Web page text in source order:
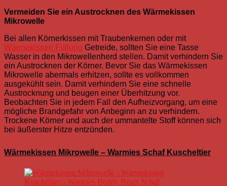
Vermeiden Sie ein Austrocknen des Wärmekissen
Mikrowelle
Bei allen Körnerkissen mit Traubenkernen oder mit
Wärmekissen Füllung Getreide, sollten Sie eine Tasse
Wasser in den Mikrowellenherd stellen. Damit verhindern Sie
ein Austrocknen der Körner. Bevor Sie das Wärmekissen
Mikrowelle abermals erhitzen, sollte es vollkommen
ausgekühlt sein. Damit verhindern Sie eine schnelle
Austrocknung und beugen einer Überhitzung vor.
Beobachten Sie in jedem Fall den Aufheizvorgang, um eine
mögliche Brandgefahr von Anbeginn an zu verhindern.
Trockene Körner und auch der ummantelte Stoff können sich
bei äußerster Hitze entzünden.
Wärmekissen Mikrowelle – Warmies Schaf Kuscheltier